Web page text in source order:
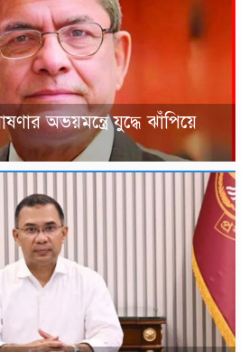
অভয়মন্ত্রে যুদ্ধে ঝাঁপিয়ে